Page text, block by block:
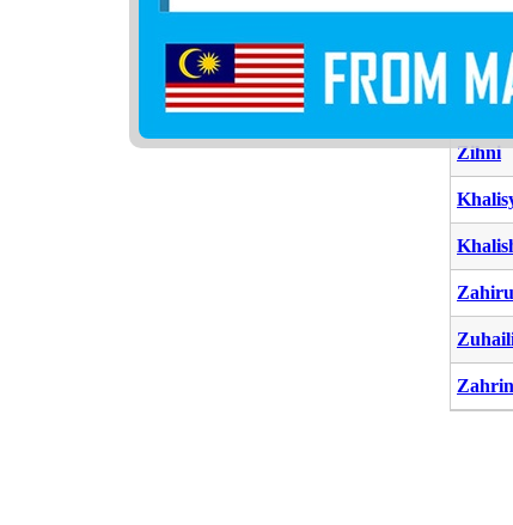
Dzihni
Zihni
Zahrin